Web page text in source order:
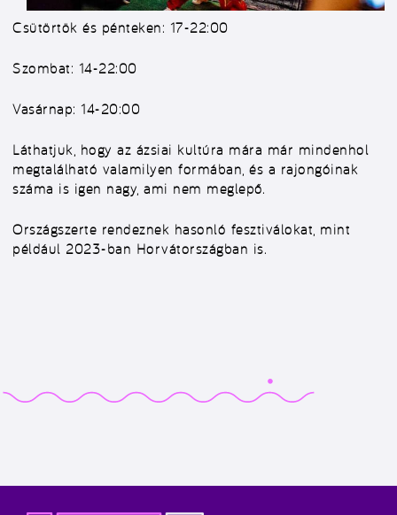
Csütörtök és pénteken: 17-22:00
Szombat: 14-22:00
Vasárnap: 14-20:00
Láthatjuk, hogy az ázsiai kultúra mára már mindenhol
megtalálható valamilyen formában, és a rajongóinak
száma is igen nagy, ami nem meglepő.
Országszerte rendeznek hasonló fesztiválokat, mint
például 2023-ban Horvátországban is.